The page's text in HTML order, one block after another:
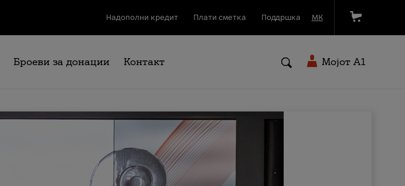
Надополни кредит Плати сметка Поддршка МК
Броеви за донации Контакт Мојот A1